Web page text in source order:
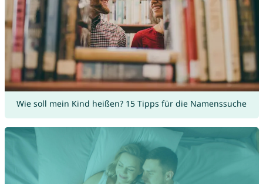
Wie soll mein Kind heißen? 15 Tipps für die Namenssuche